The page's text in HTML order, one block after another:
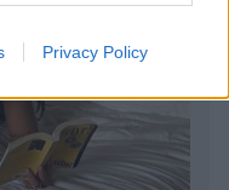
Privacy Policy